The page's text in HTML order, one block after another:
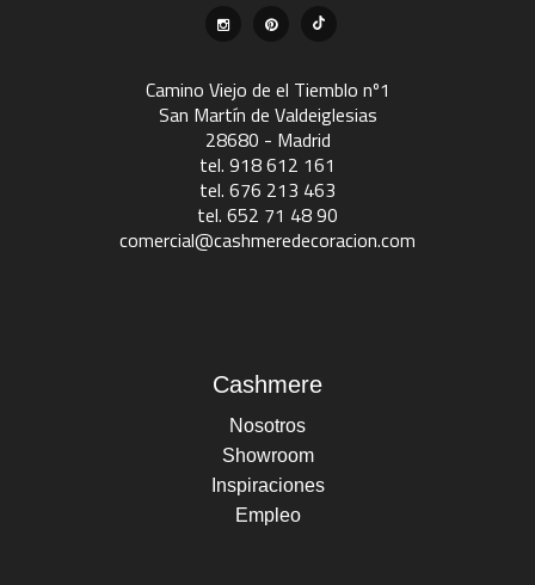
Camino Viejo de el Tiemblo nº1
San Martín de Valdeiglesias
28680 - Madrid
tel. 918 612 161
tel. 676 213 463
tel. 652 71 48 90
comercial@cashmeredecoracion.com
Cashmere
Nosotros
Showroom
Inspiraciones
Empleo